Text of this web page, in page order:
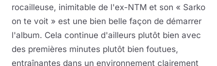
rocailleuse, inimitable de l'ex-NTM et son « Sarko
on te voit » est une bien belle façon de démarrer
l'album. Cela continue d'ailleurs plutôt bien avec
des premières minutes plutôt bien foutues,
entraînantes dans un environnement clairement